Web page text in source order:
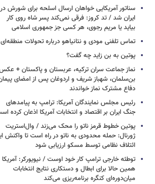
سناتور آمریکایی خواهان ارسال اسلحه برای شورش در
ایران شد / تد کروز: فرقی نمی‌کند پسر شاه روی کار
بیاید یا مریم رجوی، هر کسی جز جمهوری اسلامی
تماس تلفنی مودی و نتانیاهو درباره تحولات منطقه‌ای
پوتین به بن زاید چه گفت؟
نماز جماعت سران ترکیه، عربستان و پاکستان +
بن‌سلمان، شهباز شریف و اردوغان پس از امضای
دفاع مشترک نماز خواندند
رئیس مجلس نمایندگان آمریکا: ترامپ به پیامدهای
جنگ ایران بر اقتصاد و انتخابات آمریکا اذعان کرده
پوتین خطوط قرمز ناتو را محک می‌زند / وال‌استریت
ژورنال: حمله محدودی به ناتو در راه است تا واکنش
ائتلاف نظامی توسط مسکو ارزیابی شود
توطئه خارجی ترامپ کار خود اوست / نیویورکر: آمریکا
همین حالا برای ابطال و دستکاری نتایج انتخابات
میان‌دوره‌ای کنگره برنامه‌ریزی می‌کند